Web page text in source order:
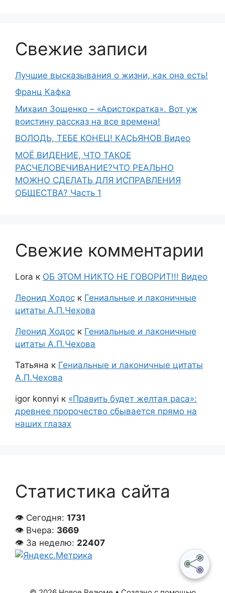
Свежие записи
Лучшие высказывания о жизни, как она есть!
Франц Кафка
Михаил Зощенко – «Аристократка». Вот уж
воистину рассказ на все времена!
ВОЛОДЬ, ТЕБЕ КОНЕЦ! КАСЬЯНОВ Видео
МОЁ ВИДЕНИЕ, ЧТО ТАКОЕ
РАСЧЕЛОВЕЧИВАНИЕ?ЧТО РЕАЛЬНО
МОЖНО СДЕЛАТЬ ДЛЯ ИСПРАВЛЕНИЯ
ОБЩЕСТВА? Часть 1
Свежие комментарии
Lora к ОБ ЭТОМ НИКТО НЕ ГОВОРИТ!!! Видео
Леонид Ходос к Гениальные и лаконичные
цитаты А.П.Чехова
Леонид Ходос к Гениальные и лаконичные
цитаты А.П.Чехова
Татьяна к Гениальные и лаконичные цитаты
А.П.Чехова
igor konnyi к «Править будет желтая раса»:
древнее пророчество сбывается прямо на
наших глазах
Статистика сайта
👁 Сегодня: 1731
👁 Вчера: 3669
👁 За неделю: 22407